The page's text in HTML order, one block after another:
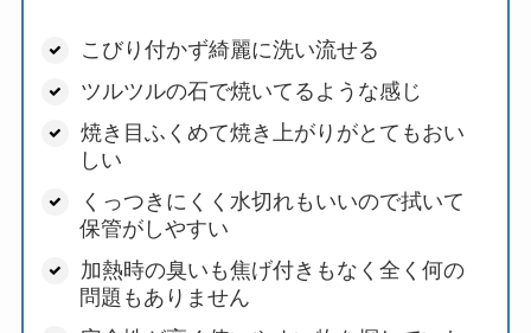
こびり付かず綺麗に洗い流せる
ツルツルの石で焼いてるような感じ
焼き目ふくめて焼き上がりがとてもおい
しい
くっつきにくく水切れもいいので拭いて
保管がしやすい
加熱時の臭いも焦げ付きもなく全く何の
問題もありません